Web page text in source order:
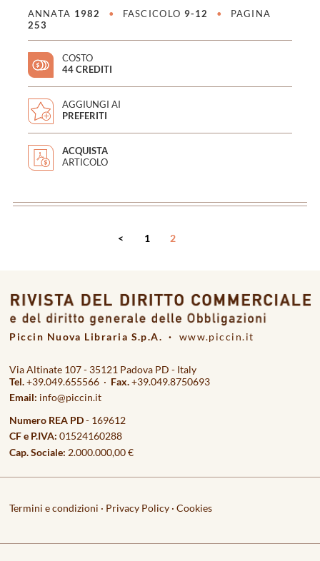
ANNATA 1982 • FASCICOLO 9-12 •
PAGINA
253
COSTO
44 CREDITI
AGGIUNGI AI
PREFERITI
ACQUISTA
ARTICOLO
< 1 2
Piccin Nuova Libraria S.p.A. · www.piccin.it
Via Altinate 107 - 35121 Padova PD - Italy
Tel.+39.049.655566 · Fax.+39.049.8750693
Email: info@piccin.it
Numero REA PD- 169612
CF e P.IVA: 01524160288
Cap. Sociale: 2.000.000,00 €
Termini e condizioni · Privacy Policy ·Cookies